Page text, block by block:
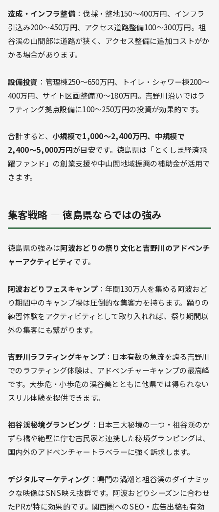
造成・インフラ整備：伐採・整地150〜400万円、インフラ
引込み200〜450万円、アクセス道路整備100〜300万円。祖
谷渓の山間部は道路が狭く、アクセス整備に追加コストがか
かる場合があります。
設備投資 ：管理棟250〜650万円、トイレ・シャワー棟200〜
400万円、サイト区画整備70〜180万円。吉野川沿いではラ
フティング拠点設備に100〜250万円の投資が効果的です。
合計すると、 小規模で1,000〜2,400万円、中規模で
2,400〜5,000万円が目安です。徳島県は「とくしま経済飛
躍ファンド」の創業支援や中山間地域振興の補助金が活用で
きます。
集客戦略 — 徳島県ならではの強み
徳島県の強みは阿波おどりの祭り文化と吉野川のアドベンチ
ャーアクティビティです。
阿波おどりフェスキャンプ：年間130万人を集める阿波おど
り期間中のキャンプ場は圧倒的な集客力を持ちます。踊りの
練習体験をアクティビティとして取り入れれば、祭り期間以
外の集客にも繋がります。
吉野川ラフティングキャンプ ：日本有数の急流を誇る吉野川
でのラフティング体験は、アドベンチャーキャンプの最高峰
です。大歩危・小歩危の渓谷美とともに他県では得られない
スリル体験を提供できます。
祖谷渓秘境グランピング ：日本三大秘境の一つ・祖谷渓のか
ずら橋や絶壁に佇む古民家と連携した秘境グランピングは、
国内外のアドベンチャートラベラーに強く訴求します。
デジタルマーケティング ：鳴門の渦潮と祖谷渓のダイナミッ
クな映像はSNS映え抜群です。阿波おどりシーズンに合わせ
たPRが特に効果的です。関西圏へのSEO・広告出稿も有効